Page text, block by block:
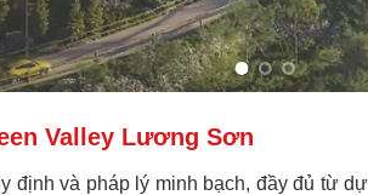
Valley Lương Sơn
định và pháp lý minh bạch, đầy đủ từ